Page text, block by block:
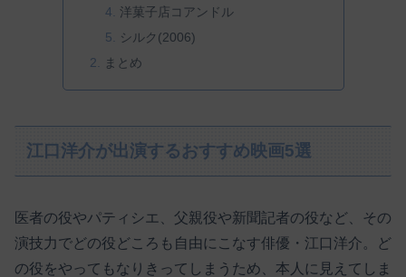
洋菓子店コアンドル
シルク(2006)
まとめ
江口洋介が出演するおすすめ映画5選
医者の役やパティシエ、父親役や新聞記者の役など、その
演技力でどの役どころも自由にこなす俳優・江口洋介。ど
の役をやってもなりきってしまうため、本人に見えてしま